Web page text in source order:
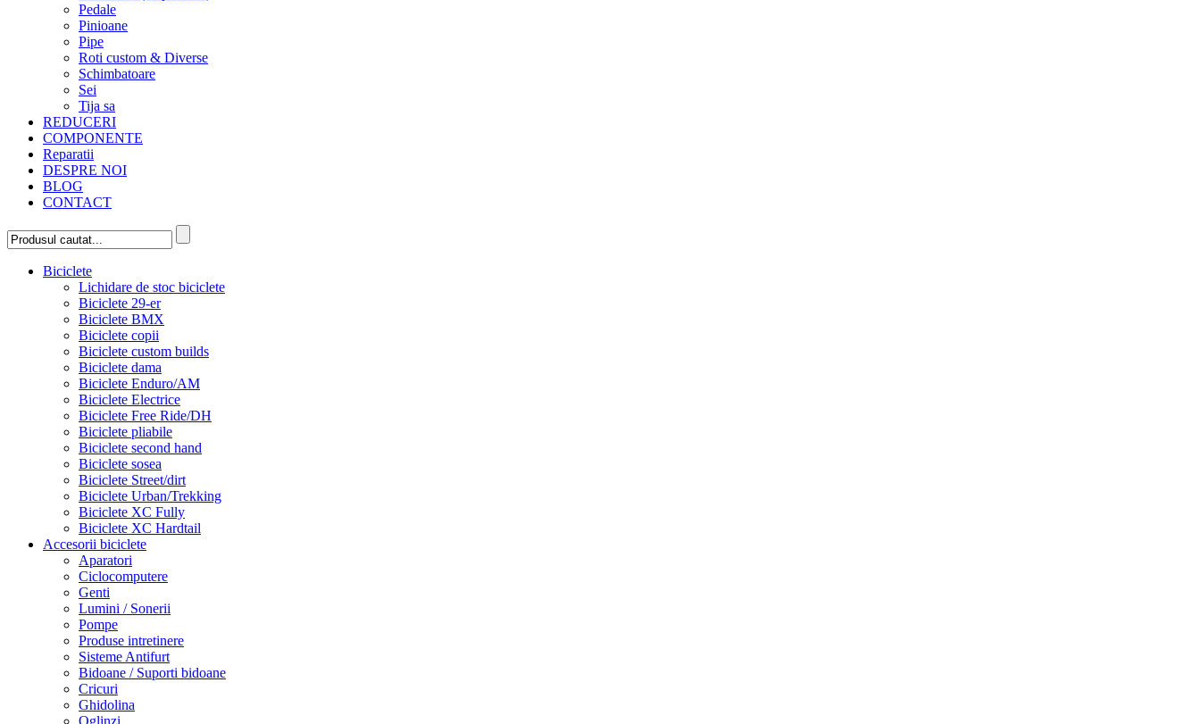
Pedale
Pinioane
Pipe
Roti custom & Diverse
Schimbatoare
Sei
Tija sa
REDUCERI
COMPONENTE
Reparatii
DESPRE NOI
BLOG
CONTACT
Biciclete
Lichidare de stoc biciclete
Biciclete 29-er
Biciclete BMX
Biciclete copii
Biciclete custom builds
Biciclete dama
Biciclete Enduro/AM
Biciclete Electrice
Biciclete Free Ride/DH
Biciclete pliabile
Biciclete second hand
Biciclete sosea
Biciclete Street/dirt
Biciclete Urban/Trekking
Biciclete XC Fully
Biciclete XC Hardtail
Accesorii biciclete
Aparatori
Ciclocomputere
Genti
Lumini / Sonerii
Pompe
Produse intretinere
Sisteme Antifurt
Bidoane / Suporti bidoane
Cricuri
Ghidolina